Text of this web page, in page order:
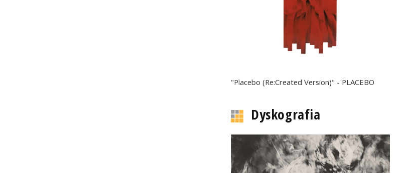
"Placebo (Re:Created Version)" - PLACEBO
Dyskografia